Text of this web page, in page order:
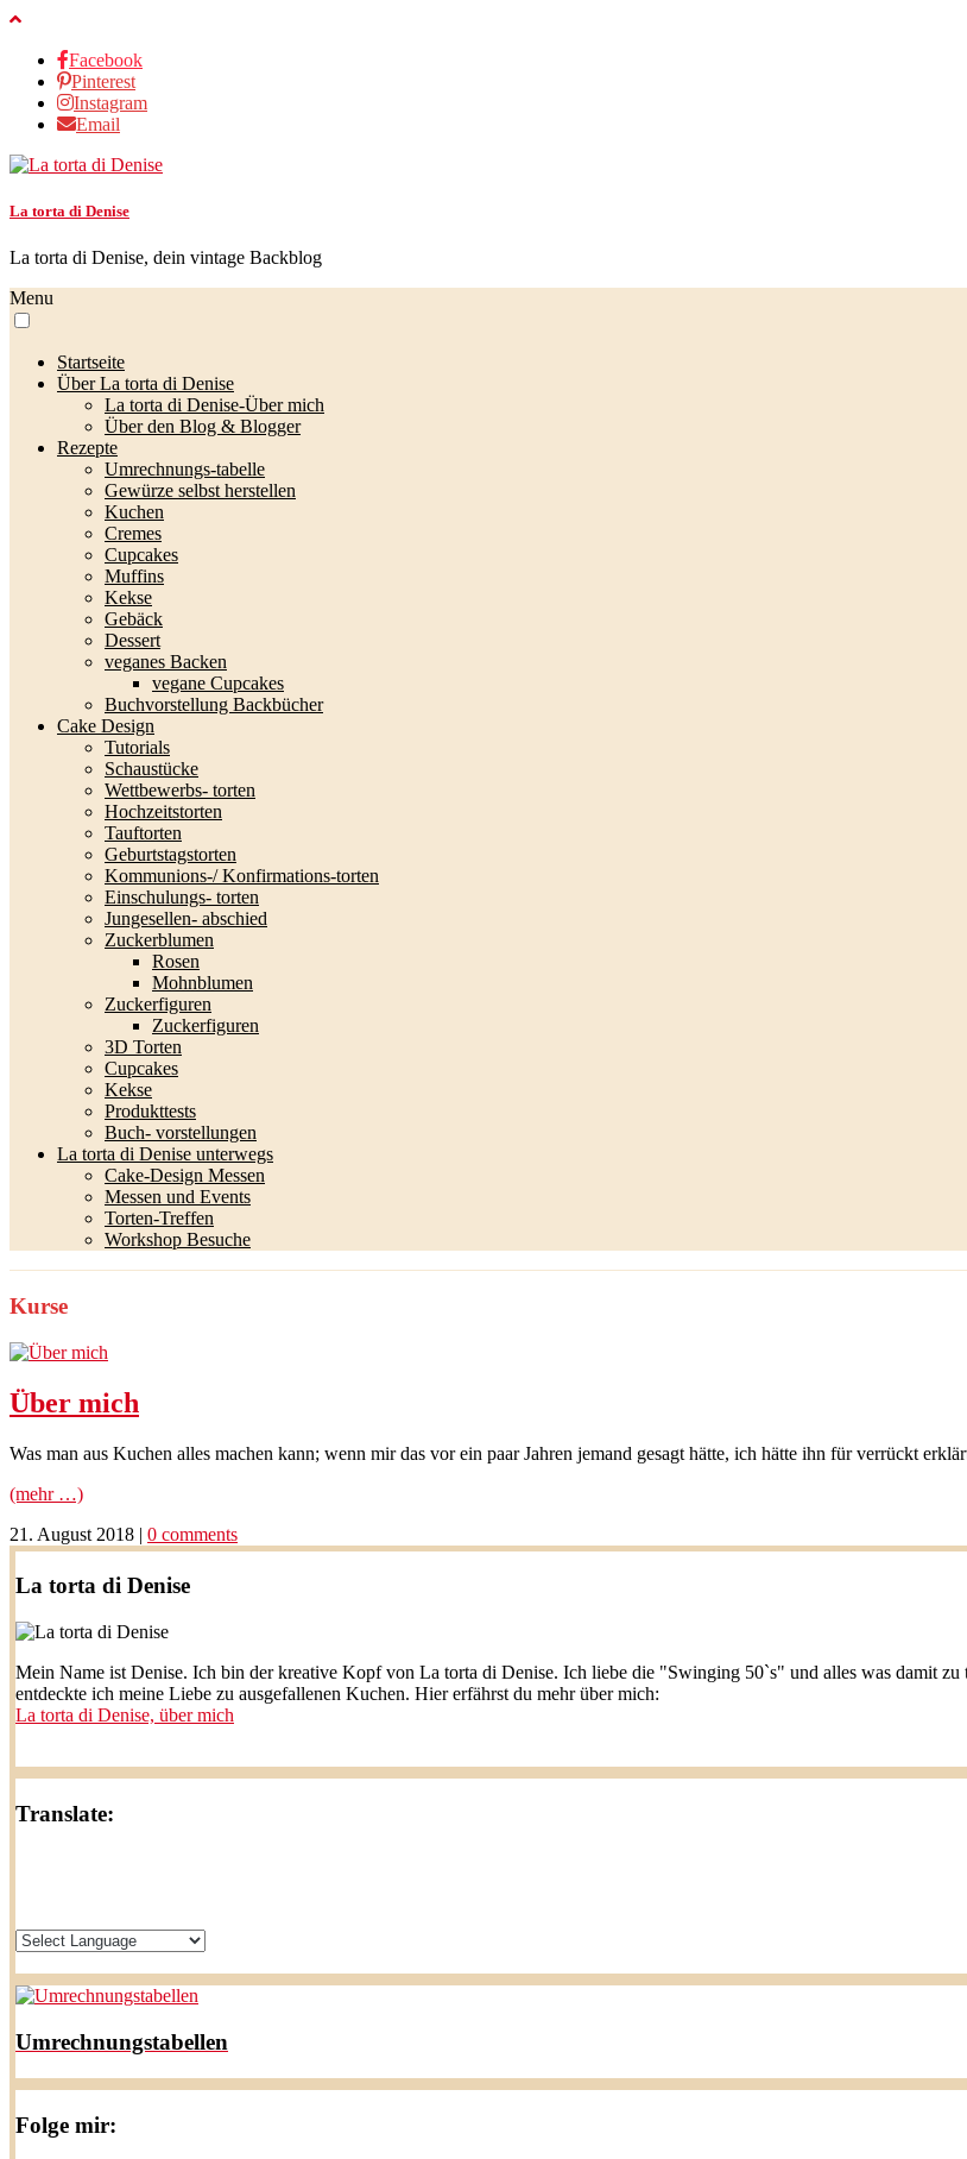
Facebook
Pinterest
Instagram
Email
La torta di Denise
La torta di Denise, dein vintage Backblog
Menu
Startseite
Über La torta di Denise
La torta di Denise-Über mich
Über den Blog & Blogger
Rezepte
Umrechnungs-tabelle
Gewürze selbst herstellen
Kuchen
Cremes
Cupcakes
Muffins
Kekse
Gebäck
Dessert
veganes Backen
vegane Cupcakes
Buchvorstellung Backbücher
Cake Design
Tutorials
Schaustücke
Wettbewerbs- torten
Hochzeitstorten
Tauftorten
Geburtstagstorten
Kommunions-/ Konfirmations-torten
Einschulungs- torten
Jungesellen- abschied
Zuckerblumen
Rosen
Mohnblumen
Zuckerfiguren
Zuckerfiguren
3D Torten
Cupcakes
Kekse
Produkttests
Buch- vorstellungen
La torta di Denise unterwegs
Cake-Design Messen
Messen und Events
Torten-Treffen
Workshop Besuche
Kurse
Über mich
Was man aus Kuchen alles machen kann; wenn mir das vor ein paar Jahren jemand gesagt hätte, ich hätte ihn für verrückt
(mehr …)
21. August 2018 | 0 comments
La torta di Denise
Mein Name ist Denise. Ich bin der kreative Kopf von La torta di Denise. Ich liebe die "Swinging 50`s" und alles was damit
entdeckte ich meine Liebe zu ausgefallenen Kuchen. Hier erfährst du mehr über mich:
La torta di Denise, über mich
Translate:
Umrechnungstabellen
Folge mir: